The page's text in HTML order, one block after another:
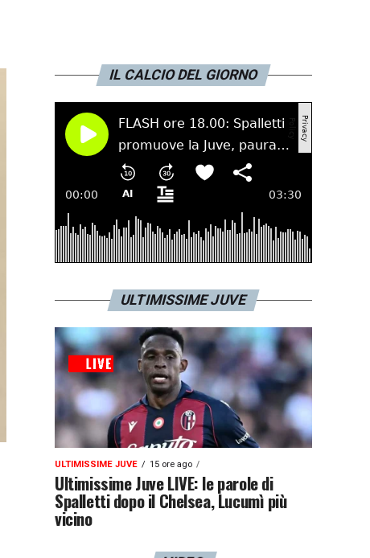
IL CALCIO DEL GIORNO
ULTIMISSIME JUVE
ULTIMISSIME JUVE 15 ore ago
Ultimissime Juve LIVE: le parole di
Spalletti dopo il Chelsea, Lucumì più
vicino